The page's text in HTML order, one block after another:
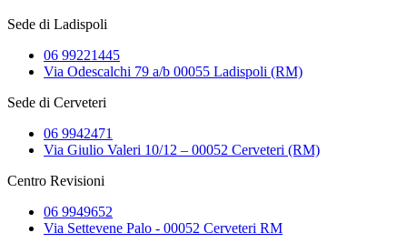
Sede di Ladispoli
06 99221445
Via Odescalchi 79 a/b 00055 Ladispoli (RM)
Sede di Cerveteri
06 9942471
Via Giulio Valeri 10/12 – 00052 Cerveteri (RM)
Centro Revisioni
06 9949652
Via Settevene Palo - 00052 Cerveteri RM